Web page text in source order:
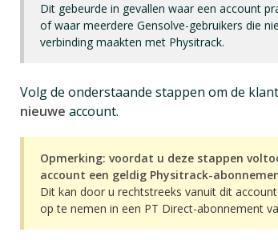
Dit gebeurde in gevallen waar een account
of waar meerdere Gensolve-gebruikers die
verbinding maakten met Physitrack.
Volg de onderstaande stappen om de
nieuwe account.
Opmerking: voordat u deze stappen
account een geldig Physitrack-
Dit kan door u rechtstreeks vanuit dit
op te nemen in een PT Direct-abonnement